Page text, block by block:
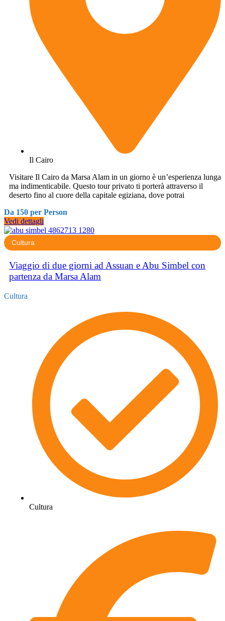
Il Cairo
Visitare Il Cairo da Marsa Alam in un giorno è un’esperienza lunga
ma indimenticabile. Questo tour privato ti porterà attraverso il
deserto fino al cuore della capitale egiziana, dove potrai
Da 150 per Person
Vedi dettagli
Cultura
Viaggio di due giorni ad Assuan e Abu Simbel con
partenza da Marsa Alam
Cultura
Cultura